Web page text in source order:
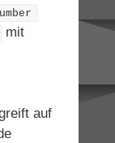
mit
auf